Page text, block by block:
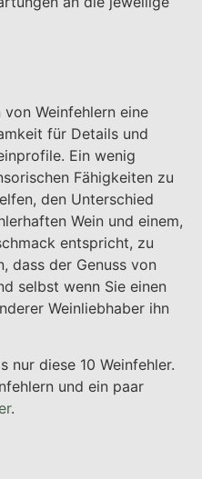
Weinfehlern eine
für Details und
Ein wenig
Fähigkeiten zu
den Unterschied
Wein und einem,
entspricht, zu
dass der Genuss von
selbst wenn Sie einen
Weinliebhaber ihn
nur diese 10 Weinfehler.
und ein paar
.